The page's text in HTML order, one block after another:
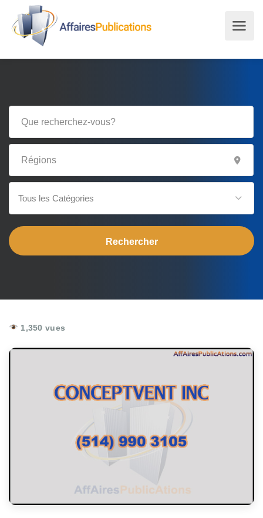
Tous les Catégories
1,350 vues